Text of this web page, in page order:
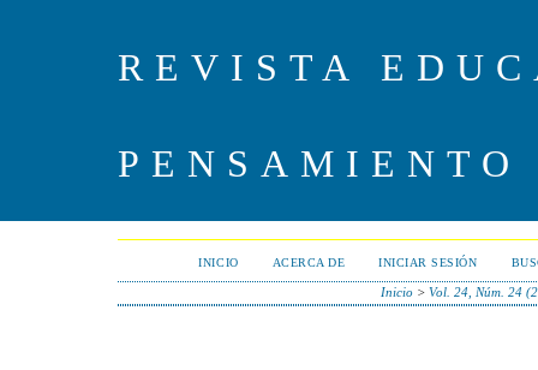
REVISTA
PENSAMIENTO
INICIO ACERCA DE INICIAR SESIÓN
Inicio> Vol. 24, Núm. 24